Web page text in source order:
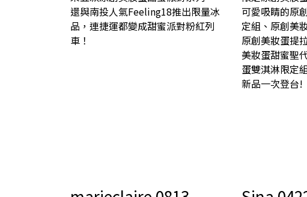
還與南投人氣Feeling18推出限量冰
品，連捷運都變成甜蜜派對粉紅列
車！
可愛吸睛的原
定組、原創美
原創美妝蛋提
美妝蛋甜蜜聖
蛋雙淇淋限定
新品一次登台!